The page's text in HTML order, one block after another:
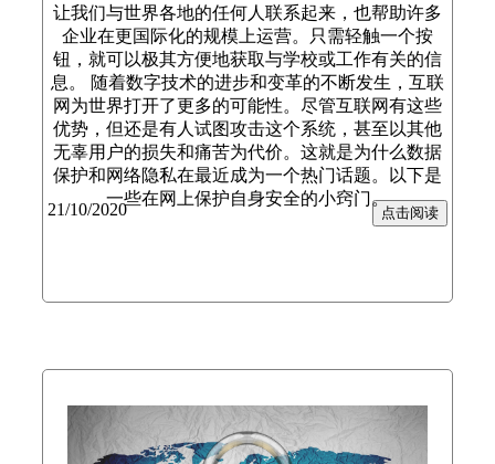
让我们与世界各地的任何人联系起来，也帮助许多
企业在更国际化的规模上运营。只需轻触一个按
钮，就可以极其方便地获取与学校或工作有关的信
息。 随着数字技术的进步和变革的不断发生，互联
网为世界打开了更多的可能性。尽管互联网有这些
优势，但还是有人试图攻击这个系统，甚至以其他
无辜用户的损失和痛苦为代价。这就是为什么数据
保护和网络隐私在最近成为一个热门话题。以下是
一些在网上保护自身安全的小窍门。
21/10/2020 点击阅读